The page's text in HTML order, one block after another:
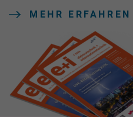
MEHR ERFAHREN